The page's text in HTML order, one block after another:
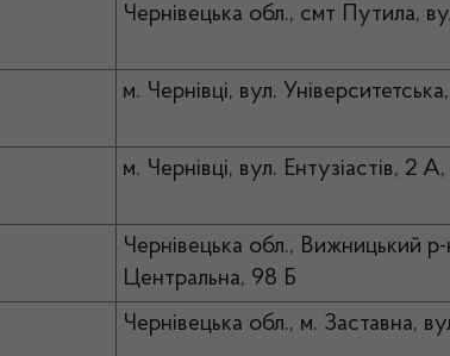
Чернівецька обл., смт Путила,
м. Чернівці, вул.
м. Чернівці, вул. Ентузіастів, 2
Чернівецька обл., Вижницький
Центральна, 98 Б
Чернівецька обл., м. Заставна,